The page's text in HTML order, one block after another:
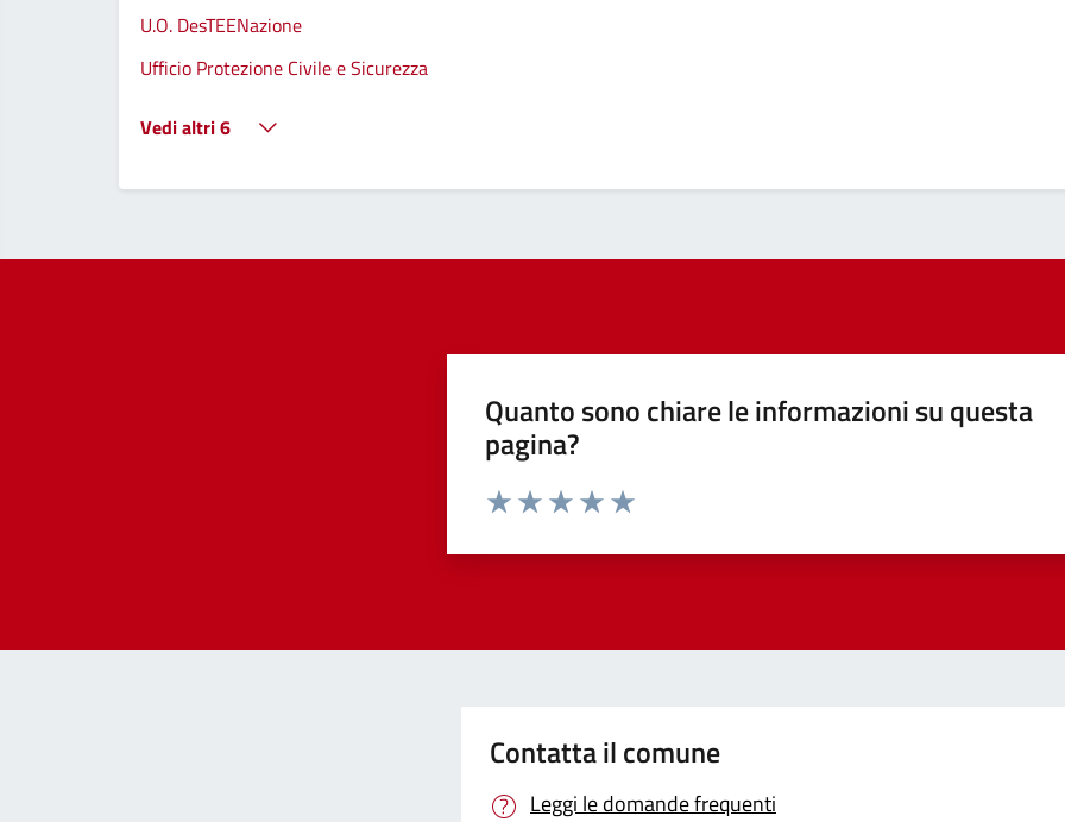
U.O. DesTEENazione
Ufficio Protezione Civile e Sicurezza
Vedi altri 6
Quanto sono chiare le informazioni su questa
pagina?
Contatta il comune
Leggi le domande frequenti